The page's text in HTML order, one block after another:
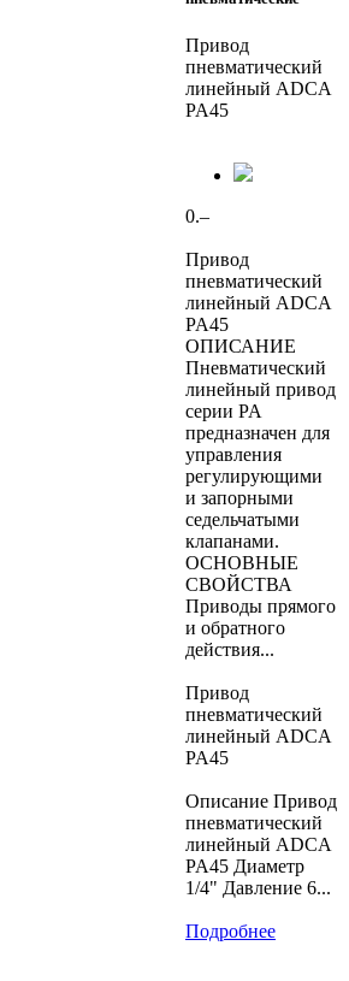
Привод
пневматический
линейный ADCA
PA45
0.–
Привод
пневматический
линейный ADCA
PA45
ОПИСАНИЕ
Пневматический
линейный привод
серии PA
предназначен для
управления
регулирующими
и запорными
седельчатыми
клапанами.
ОСНОВНЫЕ
СВОЙСТВА
Приводы прямого
и обратного
действия...
Привод
пневматический
линейный ADCA
PA45
Описание Привод
пневматический
линейный ADCA
PA45 Диаметр
1/4" Давление 6...
Подробнее